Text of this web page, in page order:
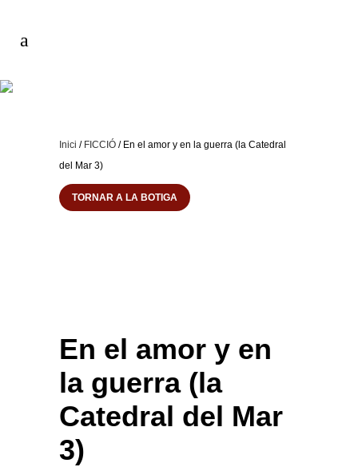
Inici / FICCIÓ / En el amor y en la guerra (la Catedral
del Mar 3)
TORNAR A LA BOTIGA
En el amor y en
la guerra (la
Catedral del Mar
3)